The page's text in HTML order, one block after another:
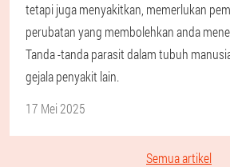
tetapi juga menyakitkan, memerlukan
perubatan yang membolehkan anda
Tanda -tanda parasit dalam tubuh
gejala penyakit lain.
17 Mei 2025
Semua artikel